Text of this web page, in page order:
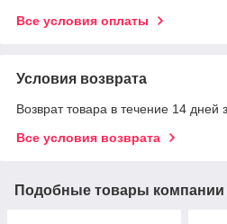
Все условия оплаты
Условия возврата
Возврат товара в течение 14 дней
Все условия возврата
Подобные товары компании